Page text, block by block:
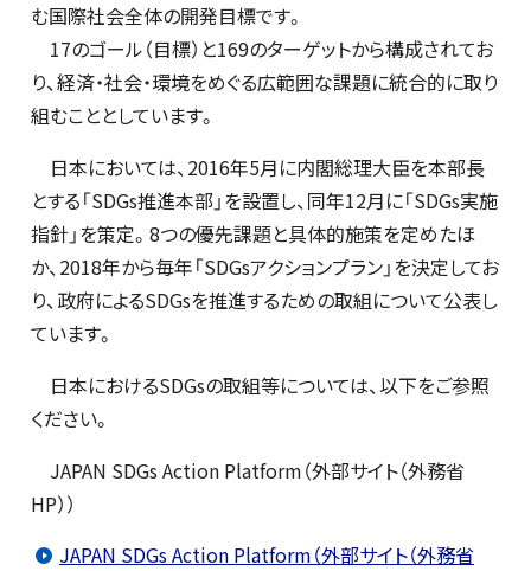
む国際社会全体の開発目標です。
17のゴール（目標）と169のターゲットから構成されてお
り、経済・社会・環境をめぐる広範囲な課題に統合的に取り
組むこととしています。
日本においては、2016年5月に内閣総理大臣を本部長
とする「SDGs推進本部」を設置し、同年12月に「SDGs実施
指針」を策定。8つの優先課題と具体的施策を定めたほ
か、2018年から毎年「SDGsアクションプラン」を決定してお
り、政府によるSDGsを推進するための取組について公表し
ています。
日本におけるSDGsの取組等については、以下をご参照
ください。
JAPAN SDGs Action Platform（外部サイト（外務省
HP））
JAPAN SDGs Action Platform（外部サイト（外務省